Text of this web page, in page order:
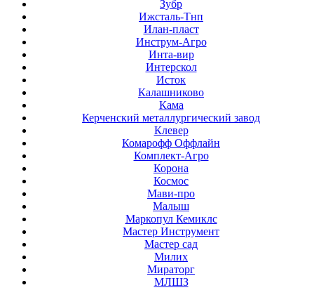
Зубр
Ижсталь-Тнп
Илан-пласт
Инструм-Агро
Инта-вир
Интерскол
Исток
Калашниково
Кама
Керченский металлургический завод
Клевер
Комарофф Оффлайн
Комплект-Агро
Корона
Космос
Мави-про
Малыш
Маркопул Кемиклс
Мастер Инструмент
Мастер сад
Милих
Мираторг
МЛШЗ